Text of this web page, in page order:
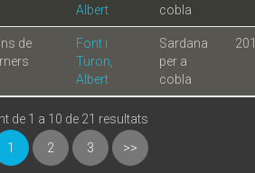
Albert
cobla
de
Font i
Turon,
Albert
Sardana
per a
cobla
de 1 a 10 de 21 resultats
1 2 3 >>